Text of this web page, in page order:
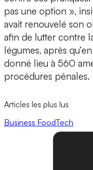
pas une option »,
avait renouvelé son
afin de lutter contre
légumes, après
donné lieu à 560
procédures pénales.
Articles les plus lus
Business FoodTech